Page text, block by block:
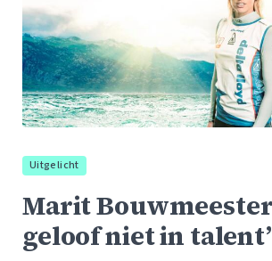
Uitgelicht
Marit
geloof niet in talent’